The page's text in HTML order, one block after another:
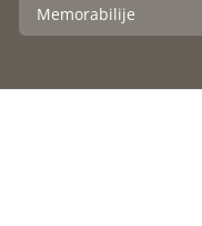
Memorabilije